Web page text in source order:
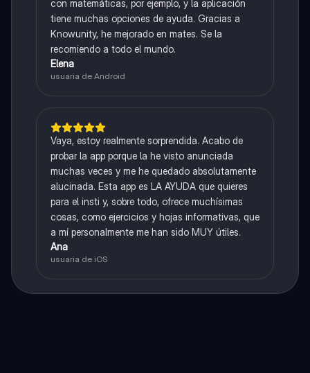
con matemáticas, por ejemplo, y la aplicación
tiene muchas opciones de ayuda. Gracias a
Knowunity, he mejorado en mates. Se la
recomiendo a todo el mundo.
Elena
usuaria de Android
Vaya, estoy realmente sorprendida. Acabo de
probar la app porque la he visto anunciada
muchas veces y me he quedado absolutamente
alucinada. Esta app es LA AYUDA que quieres
para el insti y, sobre todo, ofrece muchísimas
cosas, como ejercicios y hojas informativas, que
a mí personalmente me han sido MUY útiles.
Ana
usuaria de iOS